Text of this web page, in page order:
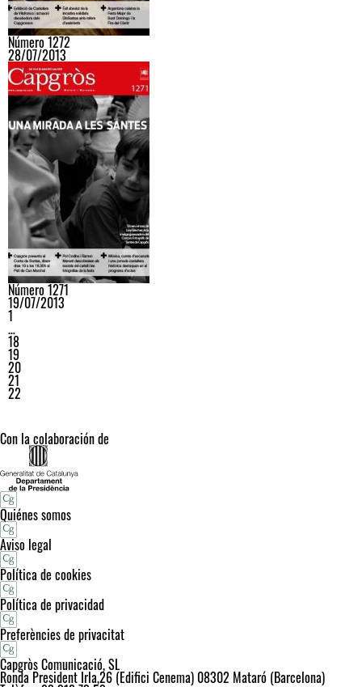
Número 1272
28/07/2013
Número 1271
19/07/2013
1
…
18
19
20
21
22
Con la colaboración de
Quiénes somos
Aviso legal
Política de cookies
Política de privacidad
Preferències de privacitat
Capgròs Comunicació, SL
Ronda President Irla,26 (Edifici Cenema) 08302 Mataró (Barcelona)